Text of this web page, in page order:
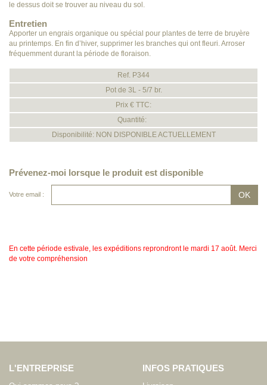
le dessus doit se trouver au niveau du sol.
Entretien
Apporter un engrais organique ou spécial pour plantes de terre de bruyère
au printemps. En fin d’hiver, supprimer les branches qui ont fleuri. Arroser
fréquemment durant la période de floraison.
Ref. P344
Pot de 3L - 5/7 br.
Prix € TTC:
Quantité:
Disponibilité: NON DISPONIBLE ACTUELLEMENT
Prévenez-moi lorsque le produit est disponible
Votre email :
En cette période estivale, les expéditions reprondront le mardi 17 août. Merci
de votre compréhension
L'ENTREPRISE INFOS PRATIQUES